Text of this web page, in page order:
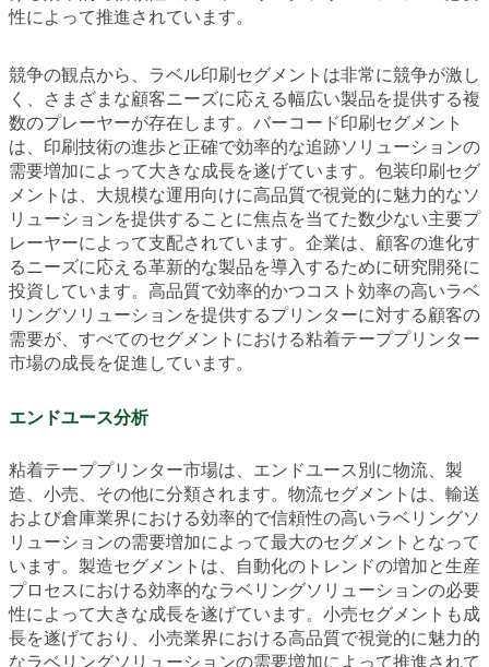
性によって推進されています。
競争の観点から、ラベル印刷セグメントは非常に競争が激し
く、さまざまな顧客ニーズに応える幅広い製品を提供する複
数のプレーヤーが存在します。バーコード印刷セグメント
は、印刷技術の進歩と正確で効率的な追跡ソリューションの
需要増加によって大きな成長を遂げています。包装印刷セグ
メントは、大規模な運用向けに高品質で視覚的に魅力的なソ
リューションを提供することに焦点を当てた数少ない主要プ
レーヤーによって支配されています。企業は、顧客の進化す
るニーズに応える革新的な製品を導入するために研究開発に
投資しています。高品質で効率的かつコスト効率の高いラベ
リングソリューションを提供するプリンターに対する顧客の
需要が、すべてのセグメントにおける粘着テーププリンター
市場の成長を促進しています。
エンドユース分析
粘着テーププリンター市場は、エンドユース別に物流、製
造、小売、その他に分類されます。物流セグメントは、輸送
および倉庫業界における効率的で信頼性の高いラベリングソ
リューションの需要増加によって最大のセグメントとなって
います。製造セグメントは、自動化のトレンドの増加と生産
プロセスにおける効率的なラベリングソリューションの必要
性によって大きな成長を遂げています。小売セグメントも成
長を遂げており、小売業界における高品質で視覚的に魅力的
なラベリングソリューションの需要増加によって推進されて